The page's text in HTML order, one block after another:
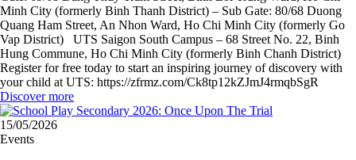
Minh City (formerly Binh Thanh District) – Sub Gate: 80/68 Duong
Quang Ham Street, An Nhon Ward, Ho Chi Minh City (formerly Go
Vap District) UTS Saigon South Campus – 68 Street No. 22, Binh
Hung Commune, Ho Chi Minh City (formerly Binh Chanh District)
Register for free today to start an inspiring journey of discovery with
your child at UTS: https://zfrmz.com/Ck8tp12kZJmJ4rmqbSgR
Discover more
15/05/2026
Events